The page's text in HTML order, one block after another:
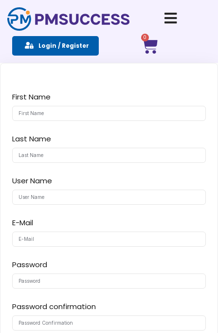
Login / Register
0
First Name
Last Name
User Name
E-Mail
Password
Password confirmation
Sign in Sign up
Sign in